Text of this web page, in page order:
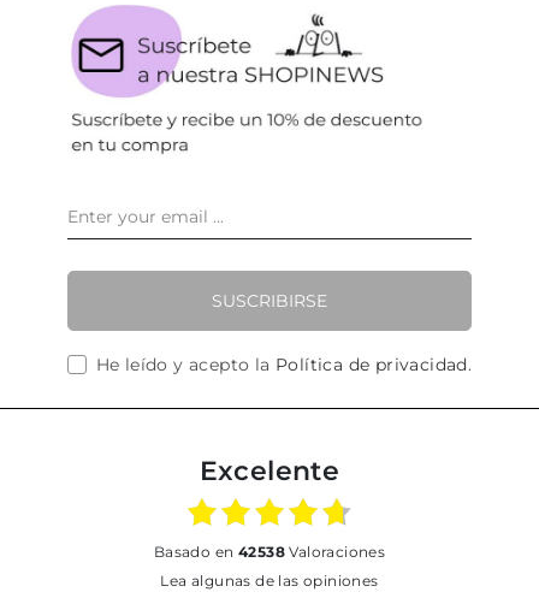
SUSCRIBIRSE
He leído y acepto la Política de privacidad.
Excelente
basado en 42538Valoraciones
Lea algunas de las opiniones